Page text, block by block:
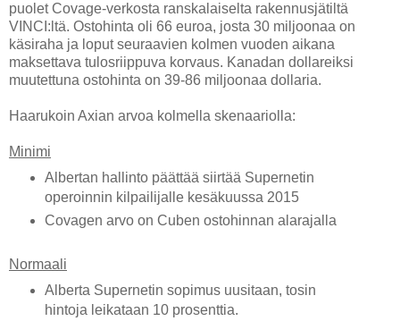
puolet Covage-verkosta ranskalaiselta rakennusjätiltä
VINCI:ltä. Ostohinta oli 66 euroa, josta 30 miljoonaa on
käsiraha ja loput seuraavien kolmen vuoden aikana
maksettava tulosriippuva korvaus. Kanadan dollareiksi
muutettuna ostohinta on 39-86 miljoonaa dollaria.
Haarukoin Axian arvoa kolmella skenaariolla:
Minimi
Albertan hallinto päättää siirtää Supernetin
operoinnin kilpailijalle kesäkuussa 2015
Covagen arvo on Cuben ostohinnan alarajalla
Normaali
Alberta Supernetin sopimus uusitaan, tosin
hintoja leikataan 10 prosenttia.